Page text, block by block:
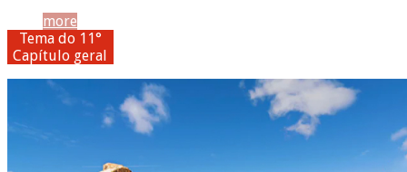
more
Tema do 11°
Capítulo geral